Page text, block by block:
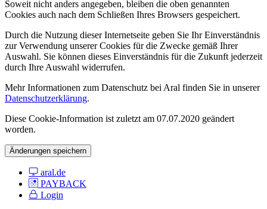
Soweit nicht anders angegeben, bleiben die oben genannten
Cookies auch nach dem Schließen Ihres Browsers gespeichert.
Durch die Nutzung dieser Internetseite geben Sie Ihr Einverständnis
zur Verwendung unserer Cookies für die Zwecke gemäß Ihrer
Auswahl. Sie können dieses Einverständnis für die Zukunft jederzeit
durch Ihre Auswahl widerrufen.
Mehr Informationen zum Datenschutz bei Aral finden Sie in unserer
Datenschutzerklärung.
Diese Cookie-Information ist zuletzt am 07.07.2020 geändert
worden.
Änderungen speichern
aral.de
PAYBACK
Login